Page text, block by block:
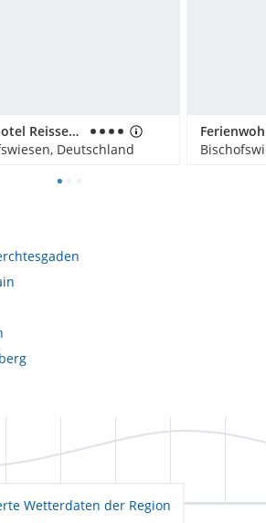
Naturhotel Reissenlehen
Deutschland
Wetterdaten der Region